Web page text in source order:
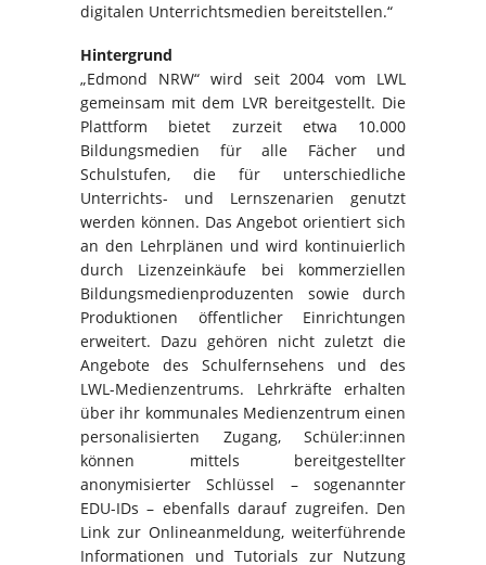
digitalen Unterrichtsmedien bereitstellen.“
Hintergrund
„Edmond NRW“ wird seit 2004 vom LWL
gemeinsam mit dem LVR bereitgestellt. Die
Plattform bietet zurzeit etwa 10.000
Bildungsmedien für alle Fächer und
Schulstufen, die für unterschiedliche
Unterrichts- und Lernszenarien genutzt
werden können. Das Angebot orientiert sich
an den Lehrplänen und wird kontinuierlich
durch Lizenzeinkäufe bei kommerziellen
Bildungsmedienproduzenten sowie durch
Produktionen öffentlicher Einrichtungen
erweitert. Dazu gehören nicht zuletzt die
Angebote des Schulfernsehens und des
LWL-Medienzentrums. Lehrkräfte erhalten
über ihr kommunales Medienzentrum einen
personalisierten Zugang, Schüler:innen
können mittels bereitgestellter
anonymisierter Schlüssel – sogenannter
EDU-IDs – ebenfalls darauf zugreifen. Den
Link zur Onlineanmeldung, weiterführende
Informationen und Tutorials zur Nutzung